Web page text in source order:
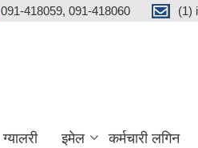
091-418059, 091-418060 (1)
ग्यालरी इमेल कर्मचारी लगिन